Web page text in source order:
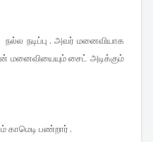
நடிப்பு . அவர் மனைவியாக
மனைவியையும் சைட் அடிக்கும்
காமெடி பண்றார் .